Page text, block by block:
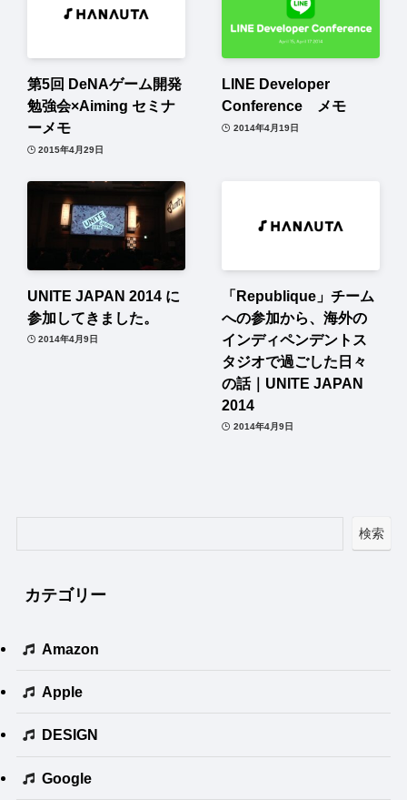
第5回 DeNAゲーム開発
勉強会×Aiming セミナ
ーメモ
2015年4月29日
LINE Developer
Conference メモ
2014年4月19日
UNITE JAPAN 2014 に
参加してきました。
2014年4月9日
「Republique」チーム
への参加から、海外の
インディペンデントス
タジオで過ごした日々
の話｜UNITE JAPAN
2014
2014年4月9日
検索
カテゴリー
Amazon
Apple
DESIGN
Google